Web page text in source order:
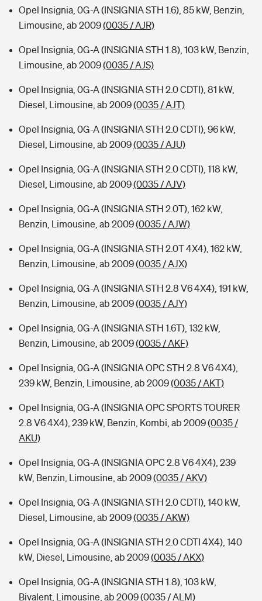
Opel Insignia, 0G-A (INSIGNIA STH 1.6), 85 kW, Benzin,
Limousine, ab 2009(0035 / AJR)
Opel Insignia, 0G-A (INSIGNIA STH 1.8), 103 kW, Benzin,
Limousine, ab 2009(0035 / AJS)
Opel Insignia, 0G-A (INSIGNIA STH 2.0 CDTI), 81 kW,
Diesel, Limousine, ab 2009(0035 / AJT)
Opel Insignia, 0G-A (INSIGNIA STH 2.0 CDTI), 96 kW,
Diesel, Limousine, ab 2009(0035 / AJU)
Opel Insignia, 0G-A (INSIGNIA STH 2.0 CDTI), 118 kW,
Diesel, Limousine, ab 2009(0035 / AJV)
Opel Insignia, 0G-A (INSIGNIA STH 2.0T), 162 kW,
Benzin, Limousine, ab 2009(0035 / AJW)
Opel Insignia, 0G-A (INSIGNIA STH 2.0T 4X4), 162 kW,
Benzin, Limousine, ab 2009(0035 / AJX)
Opel Insignia, 0G-A (INSIGNIA STH 2.8 V6 4X4), 191 kW,
Benzin, Limousine, ab 2009(0035 / AJY)
Opel Insignia, 0G-A (INSIGNIA STH 1.6T), 132 kW,
Benzin, Limousine, ab 2009(0035 / AKF)
Opel Insignia, 0G-A (INSIGNIA OPC STH 2.8 V6 4X4),
239 kW, Benzin, Limousine, ab 2009(0035 / AKT)
Opel Insignia, 0G-A (INSIGNIA OPC SPORTS TOURER
2.8 V6 4X4), 239 kW, Benzin, Kombi, ab 2009(0035 /
AKU)
Opel Insignia, 0G-A (INSIGNIA OPC 2.8 V6 4X4), 239
kW, Benzin, Limousine, ab 2009(0035 / AKV)
Opel Insignia, 0G-A (INSIGNIA STH 2.0 CDTI), 140 kW,
Diesel, Limousine, ab 2009(0035 / AKW)
Opel Insignia, 0G-A (INSIGNIA STH 2.0 CDTI 4X4), 140
kW, Diesel, Limousine, ab 2009(0035 / AKX)
Opel Insignia, 0G-A (INSIGNIA STH 1.8), 103 kW,
Bivalent, Limousine, ab 2009(0035 / ALM)